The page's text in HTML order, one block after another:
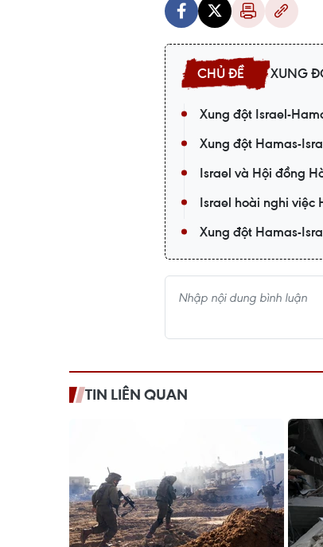
XUNG
Xung đột Israel-
Xung đột Hamas-
Israel và Hội đồng
Israel hoài nghi việc
Xung đột Hamas-
TIN LIÊN QUAN